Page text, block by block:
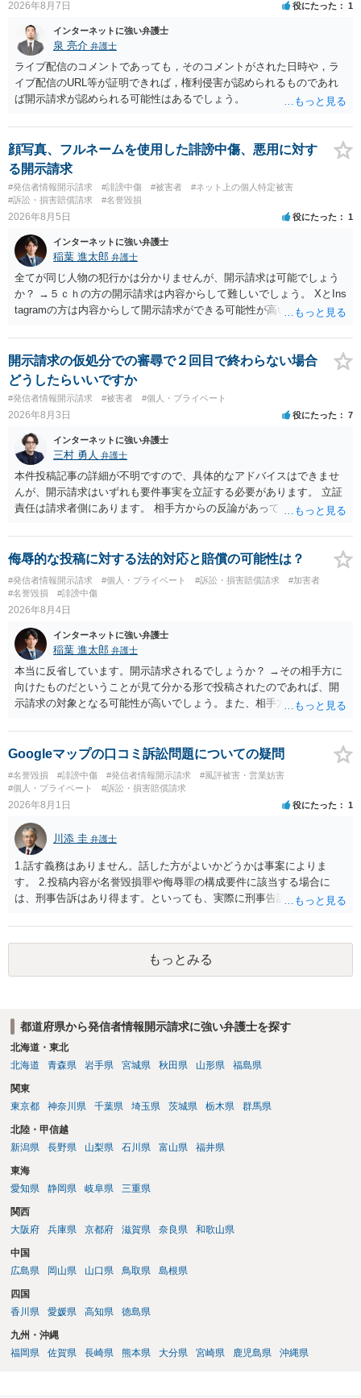
2026年8月7日 役にたった 1
インターネットに強い弁護士
泉 亮介 弁護士
ライブ配信のコメントであっても，そのコメントがされた日時や，ラ
イブ配信のURL等が証明できれば，権利侵害が認められるものであれ
ば開示請求が認められる可能性はあるでしょう。
顔写真、フルネームを使用した誹謗中傷、悪用に対す
る開示請求
#発信者情報開示請求 #誹謗中傷 #被害者
#ネット上の個人特定被害
#訴訟・損害賠償請求
#名誉毀損
2026年8月5日 役にたった 1
インターネットに強い弁護士
稲葉 進太郎 弁護士
全てが同じ人物の犯行かは分かりませんが、開示請求は可能でしょう
か？ →５ｃｈの方の開示請求は内容からして難しいでしょう。 XとIns
tagramの方は内容からして開示請求ができる可能性が高いでしょう。
いでしょう。７月中にアカウントが削除されている場合、今から進め
ても失敗する可能性が高いように思われます。 相手を特定できた場
合、相手に全ての弁護士費用を負担させることは可能でしょうか？ →
訴訟外の交渉で相手方が認めれば負担させることができるでしょう。
訴訟で判決となった場合は、実際の弁護士費用が認められる場合と認
められない場合があり何ともいえないところでしょう。
開示請求の仮処分での審尋で２回目で終わらない場合
どうしたらいいですか
#発信者情報開示請求 #被害者 #個人・プライベート
2026年8月3日 役にたった 7
インターネットに強い弁護士
三村 勇人 弁護士
本件投稿記事の詳細が不明ですので、具体的なアドバイスはできませ
んが、開示請求はいずれも要件事実を立証する必要があります。 立証
責任は請求者側にあります。 相手方からの反論があっても、裁判官が
方が口頭で反論したのは、仮処分は迅速性が要求されるためです。 書
面での反論となれば、より遅延する可能性がございます。 また、本件
はXのため、APのIPアドレスの保存期間の問題もございます。 開示請
求は法律知識が不可欠ですが、それだけでは足りず、実務を踏まえた
方法を選択することが重要です。
侮辱的な投稿に対する法的対応と賠償の可能性は？
#発信者情報開示請求 #個人・プライベート #訴訟・損害賠償請求
#加害者
#名誉毀損
#誹謗中傷
2026年8月4日
インターネットに強い弁護士
稲葉 進太郎 弁護士
本当に反省しています。開示請求されるでしょうか？ →その相手方に
向けたものだということが見て分かる形で投稿されたのであれば、開
示請求の対象となる可能性が高いでしょう。また、相手方の投稿した
と存じます。発信者情報開示請求が進むと、投稿に使った回線の契約
者のところに、意見照会がなされます。アカウント情報開示の場合
は、アカウントの登録メールに意見照会がなされます。 また、された
場合賠償金はいくらでしょうか。 →ケースバイケースであり、数万円
から１００万単位まで様々でしょう。裁判外であれば交渉して相手方
Googleマップの口コミ訴訟問題についての疑問
#名誉毀損 #誹謗中傷 #発信者情報開示請求
#風評被害・営業妨害
#個人・プライベート
#訴訟・損害賠償請求
2026年8月1日 役にたった 1
川添 圭 弁護士
1.話す義務はありません。話した方がよいかどうかは事案によりま
す。 2.投稿内容が名誉毀損罪や侮辱罪の構成要件に該当する場合に
は、刑事告訴はあり得ます。といっても、実際に刑事告訴に動くかど
です。Googleは電話番号の開示請求もできることが多いので、少しで
も特定可能になるよう、複数ルートで開示請求が行われることが多い
です。さらにいえば、利用者からの口コミ投稿の場合、開示請求者は
ある程度対象者を特定できている（ただし証拠による裏付けか必要な
もっとみる
都道府県から発信者情報開示請求に強い弁護士を探す
北海道・東北
北海道
青森県 岩手県 宮城県 秋田県 山形県 福島県
関東
東京都
神奈川県 千葉県 埼玉県 茨城県 栃木県 群馬県
北陸・甲信越
新潟県
長野県 山梨県 石川県 富山県 福井県
東海
愛知県
静岡県 岐阜県 三重県
関西
大阪府
兵庫県 京都府 滋賀県 奈良県 和歌山県
中国
広島県
岡山県 山口県 鳥取県 島根県
四国
香川県
愛媛県 高知県 徳島県
九州・沖縄
福岡県
佐賀県 長崎県 熊本県 大分県 宮崎県 鹿児島県 沖縄県